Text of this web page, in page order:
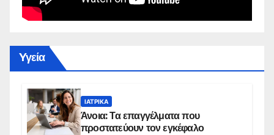
Yγεία
ΙΑΤΡΙΚΆ
Άνοια: Τα επαγγέλματα που
προστατεύουν τον εγκέφαλο